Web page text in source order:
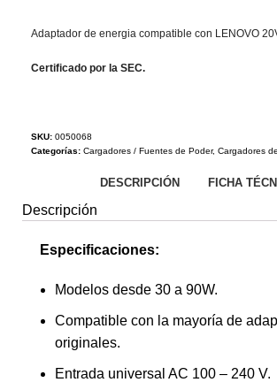
Adaptador de energia compatible con LENOVO
Certificado por la SEC.
SKU: 0050068
Categorías: Cargadores / Fuentes de Poder, Cargadores
DESCRIPCIÓN FICHA
Descripción
Especificaciones:
Modelos desde 30 a 90W.
Compatible con la mayoría de
originales.
Entrada universal AC 100 – 240 V.